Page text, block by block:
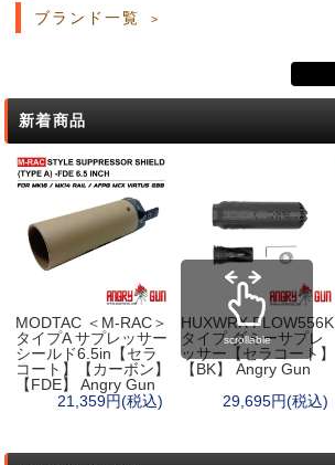
ブランド一覧
新着商品
MODTAC ＜M-RAC＞
タイプA サプレッサー
シールド6.5in【セラ
コート】【カーボン】
【FDE】 Angry Gun
21,359円(税込)
HUXWRX FLOW556K
タイプ ダミーサプレ
ッサー【セラコート】
【BK】 Angry Gun
29,695円(税込)
scrollable